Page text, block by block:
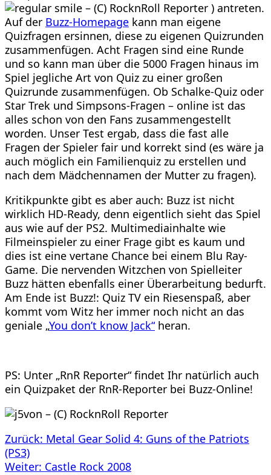
) antreten.
Auf der Buzz-Homepage kann man eigene
Quizfragen ersinnen, diese zu eigenen Quizrunden
zusammenfügen. Acht Fragen sind eine Runde
und so kann man über die 5000 Fragen hinaus im
Spiel jegliche Art von Quiz zu einer großen
Quizrunde zusammenfügen. Ob Schalke-Quiz oder
Star Trek und Simpsons-Fragen – online ist das
alles schon von den Fans zusammengestellt
worden. Unser Test ergab, dass die fast alle
Fragen der Spieler fair und korrekt sind (es wäre ja
auch möglich ein Familienquiz zu erstellen und
nach dem Mädchennamen der Mutter zu fragen).
Kritikpunkte gibt es aber auch: Buzz ist nicht
wirklich HD-Ready, denn eigentlich sieht das Spiel
aus wie auf der PS2. Multimediainhalte wie
Filmeinspieler zu einer Frage gibt es kaum und
dies ist eine vertane Chance bei einem Blu Ray-
Game. Die nervenden Witzchen von Spielleiter
Buzz hätten ebenfalls einer Überarbeitung bedurft.
Am Ende ist Buzz!: Quiz TV ein Riesenspaß, aber
kommt vom Witz her immer noch nicht an das
geniale „You don’t know Jack“heran.
PS: Unter „RnR Reporter“ findet Ihr natürlich auch
ein Quizpaket der RnR-Reporter bei Buzz-Online!
Beitragsnavigation
Zurück: Metal Gear Solid 4: Guns of the Patriots
(PS3)
Weiter: Castle Rock 2008